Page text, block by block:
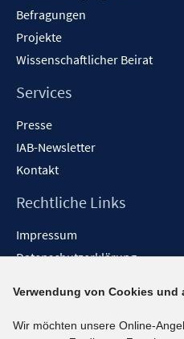
Befragungen
Projekte
Wissenschaftlicher Beirat
Services
Presse
IAB-Newsletter
Kontakt
Rechtliche Links
Impressum
Datenschutzerklärung
Barrieren melden
Social-Media-Kanäle
Verwendung von Cookies und
Wir möchten unsere Online-